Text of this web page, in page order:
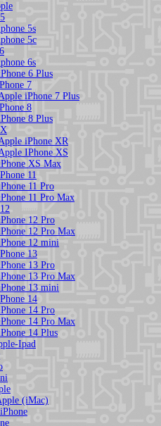
5s
5c
6s
6 Plus
7
iPhone 7 Plus
8
8 Plus
iPhone XR
IPhone XS
XS Max
11
11 Pro
11 Pro Max
12 Pro
12 Pro Max
12 mini
13
13 Pro
13 Pro Max
13 mini
14
14 Pro
14 Pro Max
14 Plus
Ipad
(iMac)